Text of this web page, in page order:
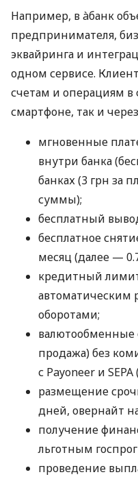
Например, в àбанк
предпринимателя,
эквайринга и
одном сервисе.
счетам и операциям в
смартфоне, так и
мгновенные
внутри банка
банках (3 грн за
суммы);
бесплатный
бесплатное
месяц (далее —
кредитный
автоматическим
оборотами;
валютообменные
продажа) без
с Payoneer и
размещение
дней, овернайт
получение
льготным
проведение